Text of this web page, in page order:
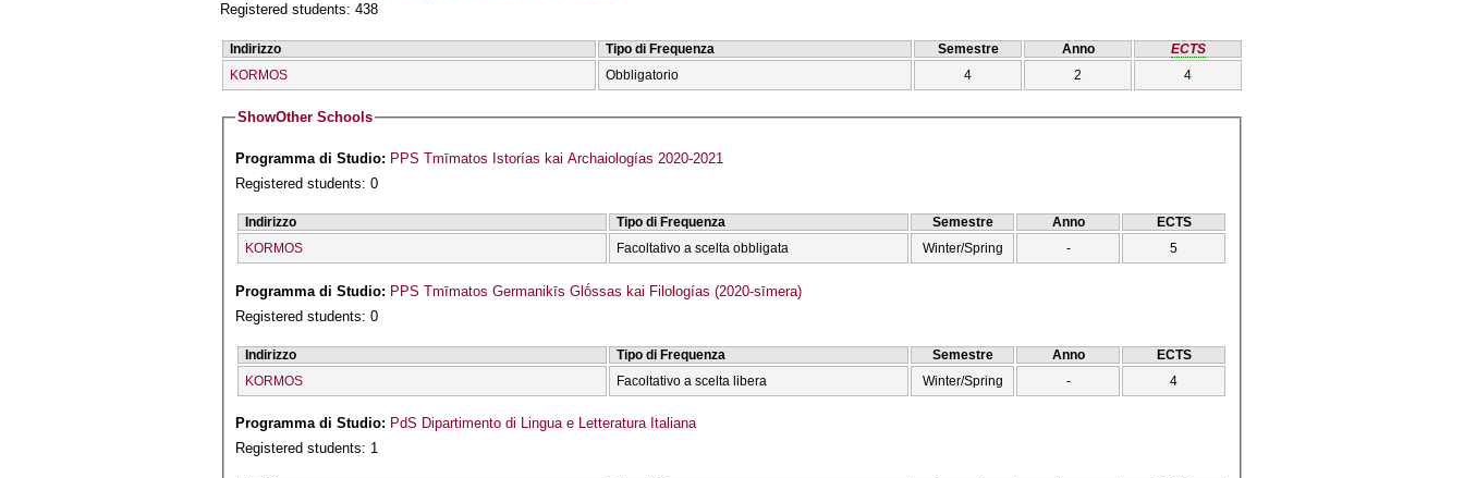
Registered students: 438
Indirizzo Tipo di Frequenza Semestre Anno
ECTS
KORMOS
Obbligatorio 4 2 4
ShowOther Schools
Programma di Studio: PPS Tmīmatos Istorías kai Archaiologías 2020-2021
Registered students: 0
Indirizzo Tipo di Frequenza Semestre Anno
ECTS
KORMOS
Facoltativo a scelta obbligata Winter/Spring - 5
Programma di Studio: PPS Tmīmatos Germanikīs Glṓssas kai Filologías (2020-sīmera)
Registered students: 0
Indirizzo Tipo di Frequenza Semestre Anno
ECTS
KORMOS
Facoltativo a scelta libera Winter/Spring - 4
Programma di Studio: PdS Dipartimento di Lingua e Letteratura Italiana
Registered students: 1